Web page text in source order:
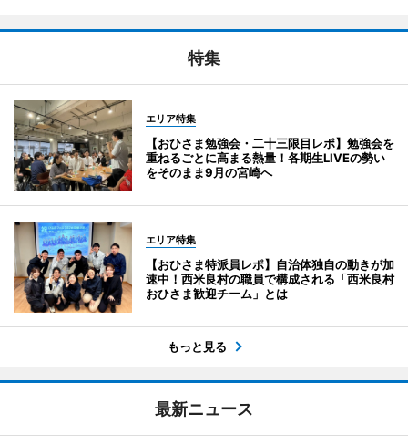
特集
エリア特集
【おひさま勉強会・二十三限目レポ】勉強会を
重ねるごとに高まる熱量！各期生LIVEの勢い
をそのまま9月の宮崎へ
エリア特集
【おひさま特派員レポ】自治体独自の動きが加
速中！西米良村の職員で構成される「西米良村
おひさま歓迎チーム」とは
もっと見る
最新ニュース